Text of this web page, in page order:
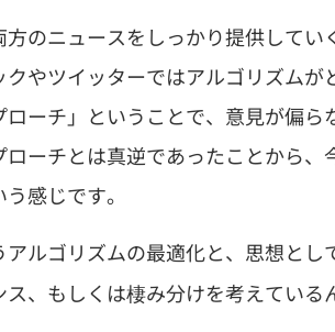
のニュースをしっかり提供してい
やツイッターではアルゴリズムが
ーチ」ということで、意見が偏ら
ーチとは真逆であったことから、
感じです。
ルゴリズムの最適化と、思想とし
、もしくは棲み分けを考えている